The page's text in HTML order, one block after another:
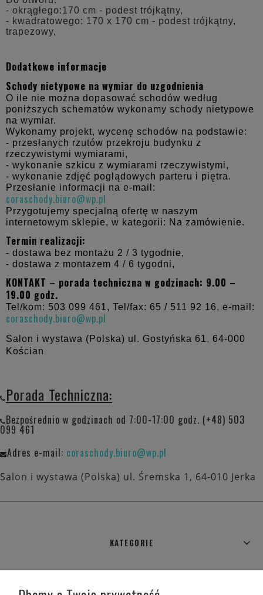
- okrągłego:170 cm - podest trójkątny,
- kwadratowego: 170 x 170 cm - podest trójkątny,
trapezowy,
Dodatkowe informacje
Schody nietypowe na wymiar do uzgodnienia
O ile nie można dopasować schodów według
poniższych schematów wykonamy schody nietypowe
na wymiar.
Wykonamy projekt, wycenę schodów na podstawie:
- przesłanych rzutów przekroju budynku z
rzeczywistymi wymiarami,
- wykonanie szkicu z wymiarami rzeczywistymi,
- wykonanie zdjęć poglądowych parteru i piętra.
Przesłanie informacji na e-mail:
coraschody.biuro@wp.pl
Przygotujemy specjalną ofertę w naszym
internetowym sklepie, w kategorii: Na zamówienie.
Termin realizacji:
- dostawa bez montażu 2 / 3 tygodnie,
- dostawa z montażem 4 / 6 tygodni,
KONTAKT – porada techniczna w godzinach: 9.00 –
19.00 godz.
Tel/kom: 503 099 461, Tel/fax: 65 / 511 92 16, e-mail:
coraschody.biuro@wp.pl
Salon i wystawa (Polska) ul. Gostyńska 61, 64-000
Kościan
Porada Techniczna:
Bezpośrednio w godzinach od 7:00-17:00 godz. (+48) 503
099 461
Adres e-mail: coraschody.biuro@wp.pl
Salon i wystawa (Polska) ul. Śremska 1, 64-010 Jerka
KATEGORIE